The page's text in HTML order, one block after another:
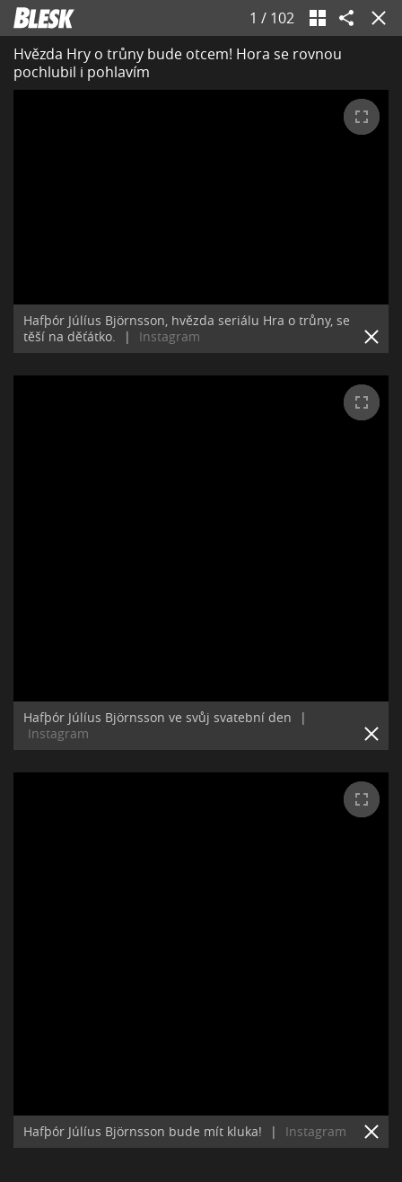
1 / 102
Hvězda Hry o trůny bude otcem! Hora se rovnou
pochlubil i pohlavím
Hafþór Júlíus Björnsson, hvězda seriálu Hra o trůny, se
těší na děťátko.
| Instagram
Hafþór Júlíus Björnsson ve svůj svatební den
|
Instagram
Hafþór Júlíus Björnsson bude mít kluka! | Instagram